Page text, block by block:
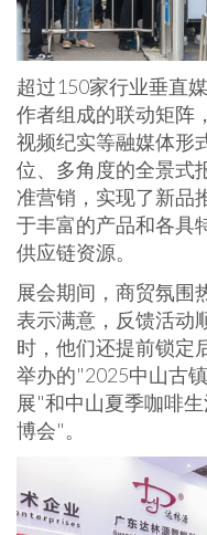
超过150家行业垂直
作者组成的联动矩阵
视频纪实等融媒体形
位、多角度的全景式
准营销，实现了新品
于丰富的产品和各具
供应链资源。
展会期间，商贸氛围
表示满意，反馈活动
时，他们还提前锁定
举办的"2025中山古
展"和中山夏季咖啡
博会"。